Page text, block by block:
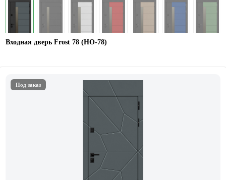
Входная дверь Frost 78 (НО-78)
Под заказ